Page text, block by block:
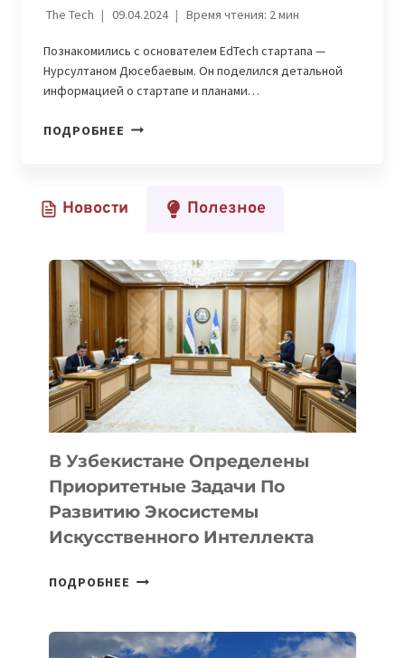
The Tech 09.04.2024 Время чтения: 2мин
Познакомились с основателем EdTech стартапа —
Нурсултаном Дюсебаевым. Он поделился детальной
информацией о стартапе и планами…
ПОДРОБНЕЕ BEYIMTECH
СОЗДАНИЮ
В
ОБЛАСТИ
ШКОЛЬНОГО
ОБРАЗОВАНИЯ
Новости Полезное
В Узбекистане Определены
Приоритетные Задачи По
Развитию Экосистемы
Искусственного Интеллекта
ПОДРОБНЕЕ
ПРИОРИТЕТНЫЕ